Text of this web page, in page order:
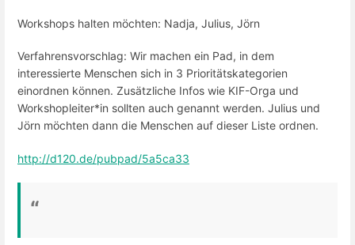
Workshops halten möchten: Nadja, Julius, Jörn
Verfahrensvorschlag: Wir machen ein Pad, in dem
interessierte Menschen sich in 3 Prioritätskategorien
einordnen können. Zusätzliche Infos wie KIF-Orga und
Workshopleiter*in sollten auch genannt werden. Julius und
Jörn möchten dann die Menschen auf dieser Liste ordnen.
http://d120.de/pubpad/5a5ca33